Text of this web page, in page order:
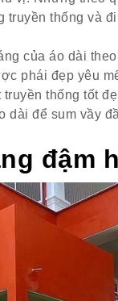
thống và
của áo dài
phái đẹp yêu
thống tốt
dài để sum vầy
đậm